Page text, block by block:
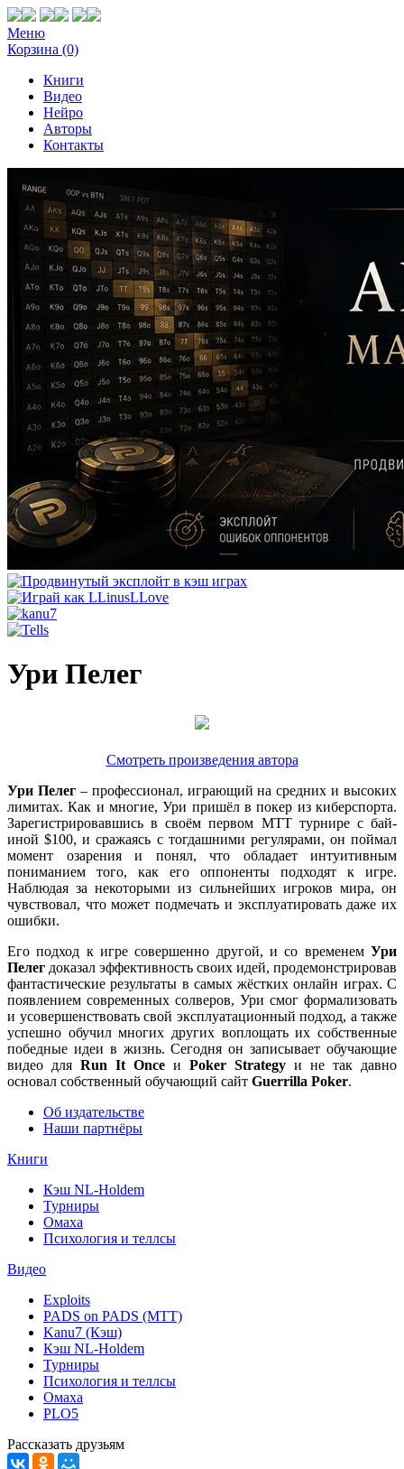
Меню
Корзина (0)
Книги
Видео
Нейро
Авторы
Контакты
Ури Пелег
Смотреть произведения автора
Ури Пелег– профессионал, играющий на средних и высоких
лимитах. Как и многие, Ури пришёл в покер из киберспорта.
Зарегистрировавшись в своём первом МТТ турнире с бай-
иной $100, и сражаясь с тогдашними регулярами, он поймал
момент озарения и понял, что обладает интуитивным
пониманием того, как его оппоненты подходят к игре.
Наблюдая за некоторыми из сильнейших игроков мира, он
чувствовал, что может подмечать и эксплуатировать даже их
ошибки.
Его подход к игре совершенно другой, и со временем Ури
Пелег доказал эффективность своих идей, продемонстрировав
фантастические результаты в самых жёстких онлайн играх. С
появлением современных солверов, Ури смог формализовать
и усовершенствовать свой эксплуатационный подход, а также
успешно обучил многих других воплощать их собственные
победные идеи в жизнь. Сегодня он записывает обучающие
видео для Run It Once и Poker Strategy и не так давно
основал собственный обучающий сайт Guerrilla Poker.
Об издательстве
Наши партнёры
Книги
Кэш NL-Holdem
Турниры
Омаха
Психология и теллсы
Видео
Exploits
PADS on PADS (MTT)
Kanu7 (Кэш)
Кэш NL-Holdem
Турниры
Психология и теллсы
Омаха
PLO5
Рассказать друзьям